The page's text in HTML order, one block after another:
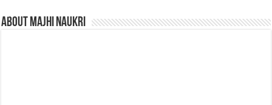
About Majhi Naukri